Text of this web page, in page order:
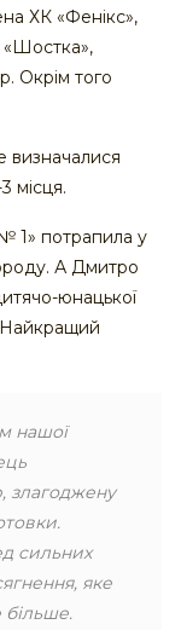
ХК «Фенікс»,
Окрім того
визначалися
місця.
потрапила у
А Дмитро
юнацької
нашої
злагоджену
сильних
яке